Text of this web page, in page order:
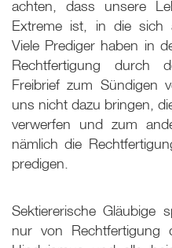
achten, dass unsere
Extreme ist, in die sich
Viele Prediger haben in
Rechtfertigung durch
Freibrief zum Sündigen
uns nicht dazu bringen,
verwerfen und zum
nämlich die
predigen.
Sektiererische Gläubige
nur von Rechtfertigung